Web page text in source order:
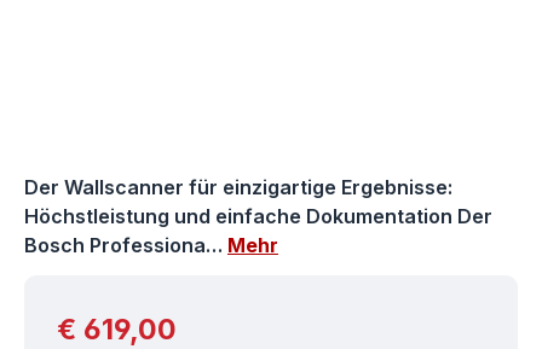
Der Wallscanner für einzigartige Ergebnisse:
Höchstleistung und einfache Dokumentation Der
Bosch Professiona… Mehr
Regulärer Preis:
€ 619,00